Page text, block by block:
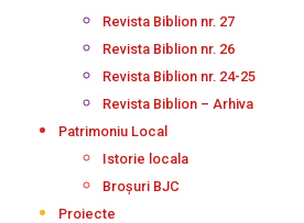
Revista Biblion nr. 27
Revista Biblion nr. 26
Revista Biblion nr. 24-25
Revista Biblion – Arhiva
Patrimoniu Local
Istorie locala
Broșuri BJC
Proiecte